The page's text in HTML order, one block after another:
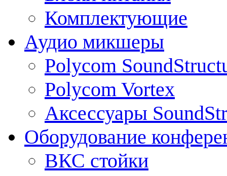
Комплектующие
Аудио микшеры
Polycom
Polycom Vortex
Аксессуары
Оборудование
ВКС стойки